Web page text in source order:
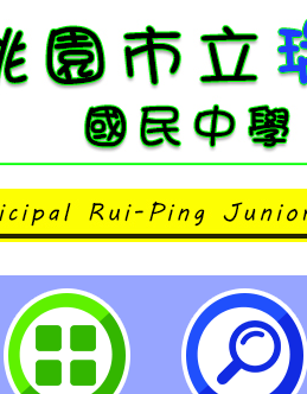
家人權博物館研
桃園市立瑞坪國民